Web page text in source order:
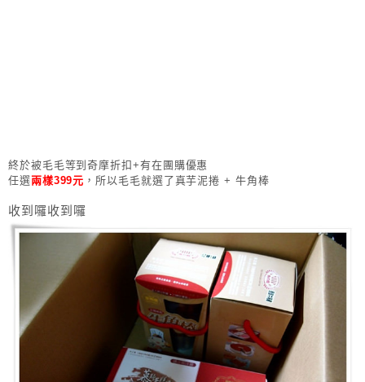
終於被毛毛等到奇摩折扣+有在團購優惠
任選兩樣399元 ，所以毛毛就選了真芋泥捲 + 牛角棒
收到囉收到囉